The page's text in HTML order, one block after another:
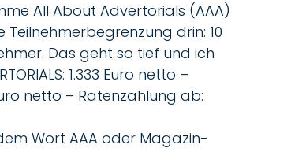
All About Advertorials (AAA)
Teilnehmerbegrenzung drin: 10
Das geht so tief und ich
1.333 Euro netto –
netto – Ratenzahlung ab:
Wort AAA oder Magazin-